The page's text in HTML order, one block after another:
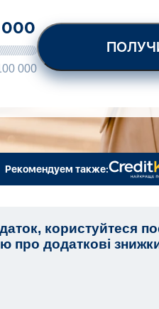
000
Рекомендуем также:
користуйтеся
про додаткові